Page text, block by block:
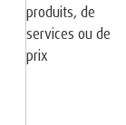
produits, de
services ou de
prix